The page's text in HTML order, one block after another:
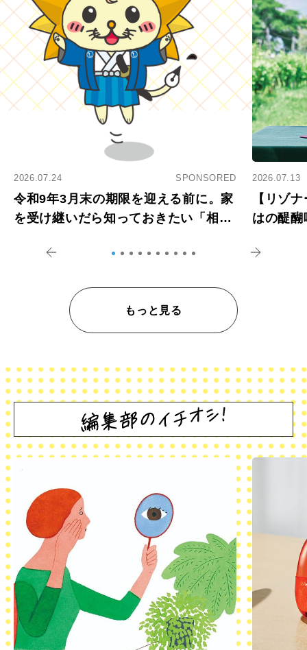
2026.07.24 SPONSORED
令和9年3月末の期限を迎える前に。家
を受け継いだら知っておきたい「相続
2026.07.13
【リゾ
はの醍
もっと見る